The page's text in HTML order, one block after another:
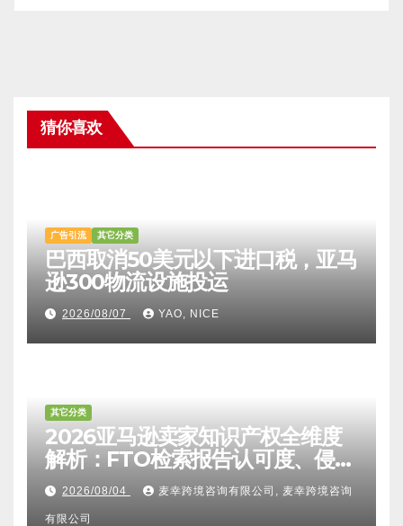
猜你喜欢
广告引流 其它分类
巴西取消50美元以下进口税，亚马
逊300物流设施投运
2026/08/07 YAO, NICE
其它分类
2026亚马逊卖家知识产权全维度
解析：FTO检索报告认可度、侵权
比对区别、TRO应诉方法及服务商
甄选避坑全攻略
2026/08/04 麦幸跨境咨询有限公司, 麦幸跨境咨询
有限公司